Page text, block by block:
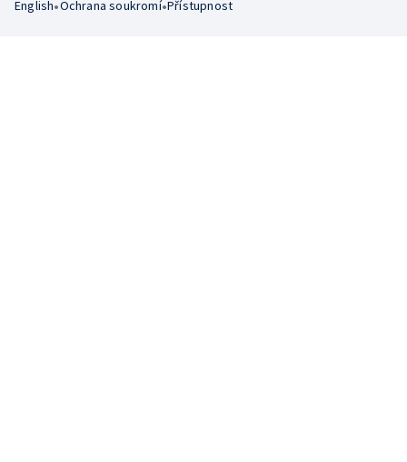
English•Ochrana soukromí•Přístupnost